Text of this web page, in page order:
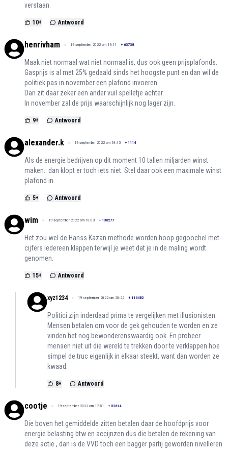
verstaan.
10+ Antwoord
henrivham 19 september 2022 om 19:11 + 63738
Maak niet normaal wat niet normaal is, dus ook geen prijsplafonds.
Gasprijs is al met 25% gedaald sinds het hoogste punt en dan wil de
politiek pas in november een plafond invoeren.
Dan zit daar zeker een ander vuil spelletje achter.
In november zal de prijs waarschijnlijk nog lager zijn.
9+ Antwoord
alexander.k 19 september 2022 om 18:45 + 1114
Als de energie bedrijven op dit moment 10 tallen miljarden winst
maken.. dan klopt er toch iets niet. Stel daar ook een maximale winst
plafond in.
5+ Antwoord
wim 19 september 2022 om 18:03 + 138277
Het zou wel de Hanss Kazan methode worden hoop gegoochel met
cijfers iedereen klappen terwijl je weet dat je in de maling wordt
genomen.
15+ Antwoord
xyz1234 19 september 2022 om 20:22 + 116482
Politici zijn inderdaad prima te vergelijken met illusionisten.
Mensen betalen om voor de gek gehouden te worden en ze
vinden het nog bewonderenswaardig ook. En probeer
mensen niet uit die wereld te trekken door te verklappen hoe
simpel de truc eigenlijk in elkaar steekt, want dan worden ze
kwaad.
8+ Antwoord
cootje 19 september 2022 om 17:51 + 52614
Die boven het gemiddelde zitten betalen daar de hoofdprijs voor
energie belasting btw en accijnzen dus die betalen de rekening van
deze actie , dan is de VVD toch een bagger partij geworden nivelleren